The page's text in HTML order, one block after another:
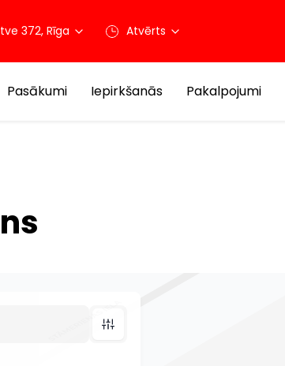
372, Rīga Atvērts
Pasākumi Iepirkšanās Pakalpojumi